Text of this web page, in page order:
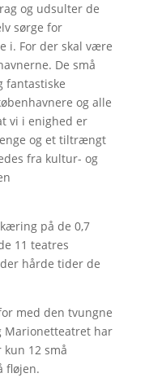
og udsulter de
sørge for
i. For der skal være
De små
fantastiske
og alle
vi i enighed er
og et tiltrængt
fra kultur- og
på de 0,7
11 teatres
hårde tider de
med den tvungne
Marionetteatret har
12 små
fløjen.